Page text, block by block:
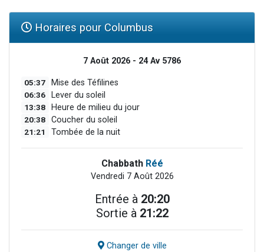
Horaires pour Columbus
7 Août 2026 - 24 Av 5786
05:37 Mise des Téfilines
06:36 Lever du soleil
13:38 Heure de milieu du jour
20:38 Coucher du soleil
21:21 Tombée de la nuit
Chabbath Réé
Vendredi 7 Août 2026
Entrée à 20:20
Sortie à 21:22
Changer de ville